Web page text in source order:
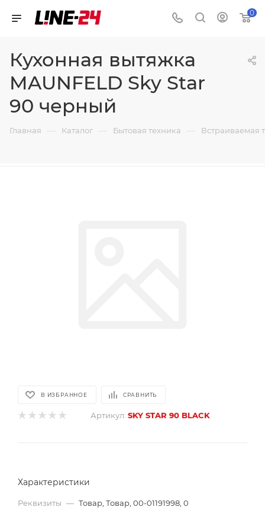
0
Кухонная вытяжка
MAUNFELD Sky Star
90 черный
Главная — Каталог — Бытовая техника — Встраиваемая
В ИЗБРАННОЕ СРАВНИТЬ
Артикул: SKY STAR 90 BLACK
Характеристики
Реквизиты — Товар, Товар, 00-01191998, 0